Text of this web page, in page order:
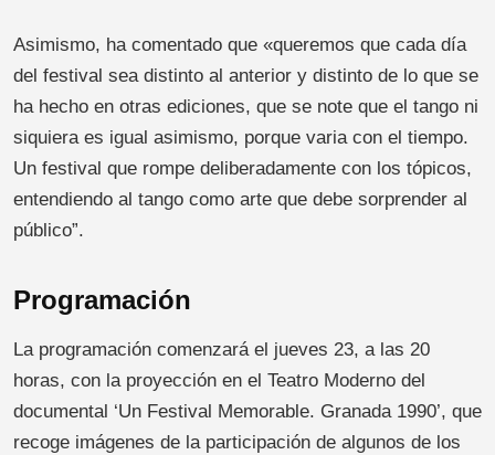
Asimismo, ha comentado que «queremos que cada día
del festival sea distinto al anterior y distinto de lo que se
ha hecho en otras ediciones, que se note que el tango ni
siquiera es igual asimismo, porque varia con el tiempo.
Un festival que rompe deliberadamente con los tópicos,
entendiendo al tango como arte que debe sorprender al
público”.
Programación
La programación comenzará el jueves 23, a las 20
horas, con la proyección en el Teatro Moderno del
documental ‘Un Festival Memorable. Granada 1990’, que
recoge imágenes de la participación de algunos de los